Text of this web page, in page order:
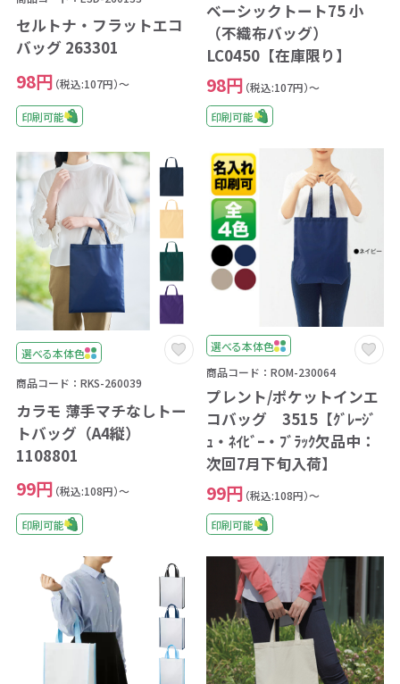
セルトナ・フラットエコ
バッグ 263301
98円 （税込:107円）～
印刷可能
ベーシックトート75 小
（不織布バッグ）
LC0450【在庫限り】
98円 （税込:107円）～
印刷可能
選べる本体色
商品コード：RKS-260039
カラモ 薄手マチなしトー
トバッグ（A4縦）
1108801
99円 （税込:108円）～
印刷可能
選べる本体色
商品コード：ROM-230064
プレント/ポケットインエ
コバッグ 3515【ｸﾞﾚｰｼﾞ
ｭ・ﾈｲﾋﾞｰ・ﾌﾞﾗｯｸ欠品中：
次回7月下旬入荷】
99円 （税込:108円）～
印刷可能